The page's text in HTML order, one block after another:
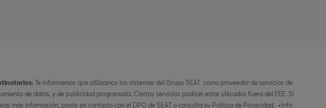
Te informamos que utilizamos los sistemas del Grupo SEAT como proveedor de servicios de
de datos, y de publicidad programada. Ciertos servicios podrían estar ubicados fuera del EEE. Si
más información, ponte en contacto con el DPO de SEAT o consulta su Política de Privacidad. +info